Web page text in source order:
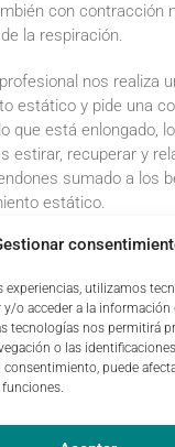
experiencias, utilizamos
y/o acceder a la
tecnologías nos permitirá
o las
puede
con contracción
la respiración.
nos realiza
estático y pide una
que está enlongado,
estirar, recuperar y
sumado a los
estático.
o después
Antes siempre
bien la musculatura
práctica deportiva: